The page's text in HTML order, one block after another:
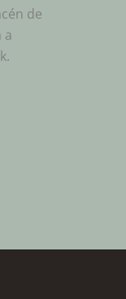
de
a